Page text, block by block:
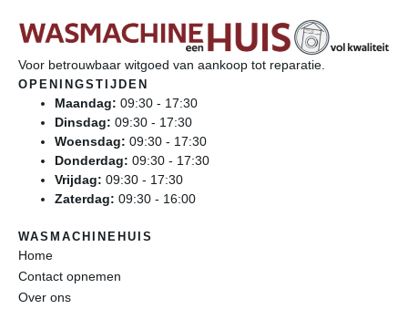
Voor betrouwbaar witgoed van aankoop tot reparatie.
OPENINGSTIJDEN
Maandag: 09:30 - 17:30
Dinsdag: 09:30 - 17:30
Woensdag: 09:30 - 17:30
Donderdag: 09:30 - 17:30
Vrijdag: 09:30 - 17:30
Zaterdag: 09:30 - 16:00
WASMACHINEHUIS
Home
Contact opnemen
Over ons